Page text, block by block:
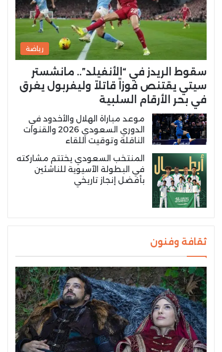
رياضة
سقوط الريدز في “الأنفيلد”.. مانشستر
سيتي يقتنص فوزاً قاتلاً وليفربول يغرق
في بحر الأرقام السلبية
موعد مباراة الهلال والأخدود في
الدوري السعودي 2026 والقنوات
الناقلة وتوقيت اللقاء
المنتخب السعودي يختتم مشاركته
في البطولة الآسيوية للناشئين
بأفضل إنجاز تاريخي
ثقافة وفنون